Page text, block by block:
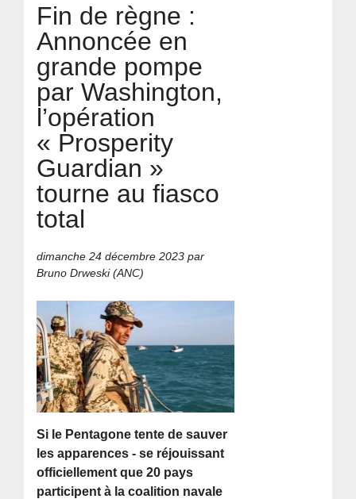
Fin de règne :
Annoncée en
grande pompe
par Washington,
l’opération
« Prosperity
Guardian »
tourne au fiasco
total
dimanche 24 décembre 2023 par
Bruno Drweski (ANC)
Si le Pentagone tente de sauver
les apparences - se réjouissant
officiellement que 20 pays
participent à la coalition navale